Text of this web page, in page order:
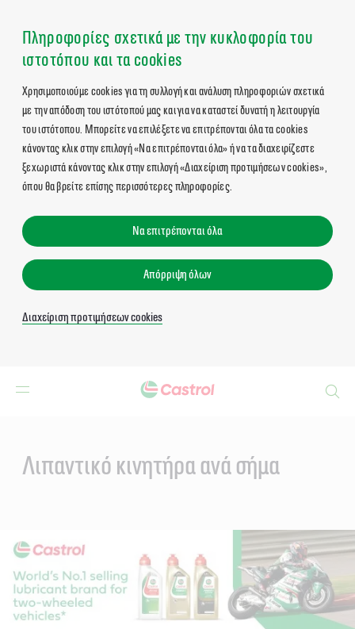
Πληροφορίες σχετικά με την κυκλοφορία του
ιστοτόπου και τα cookies
Χρησιμοποιούμε cookies για τη συλλογή και ανάλυση πληροφοριών σχετικά
με την απόδοση του ιστότοπού μας και για να καταστεί δυνατή η λειτουργία
του ιστότοπου. Μπορείτε να επιλέξετε να επιτρέπονται όλα τα cookies
κάνοντας κλικ στην επιλογή «Να επιτρέπονται όλα» ή να τα διαχειρίζεστε
ξεχωριστά κάνοντας κλικ στην επιλογή «Διαχείριση προτιμήσεων cookies»,
όπου θα βρείτε επίσης περισσότερες πληροφορίες.
Να επιτρέπονται όλα
Απόρριψη όλων
Διαχείριση προτιμήσεων cookies
Λιπαντικό κινητήρα ανά σήμα